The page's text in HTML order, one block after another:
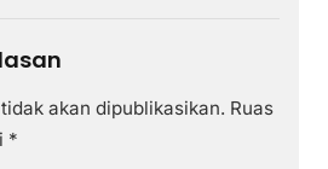
akan dipublikasikan. Ruas
*